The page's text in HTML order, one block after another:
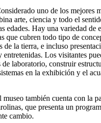
uno de los mejores
arte, ciencia y todo el
edades. Hay una variedad de
que cubren todo tipo de
de la tierra, e incluso
entretenidas. Los visitantes
laboratorio, construir
en la exhibición y el
museo también cuenta con la
que presenta un
cambio.